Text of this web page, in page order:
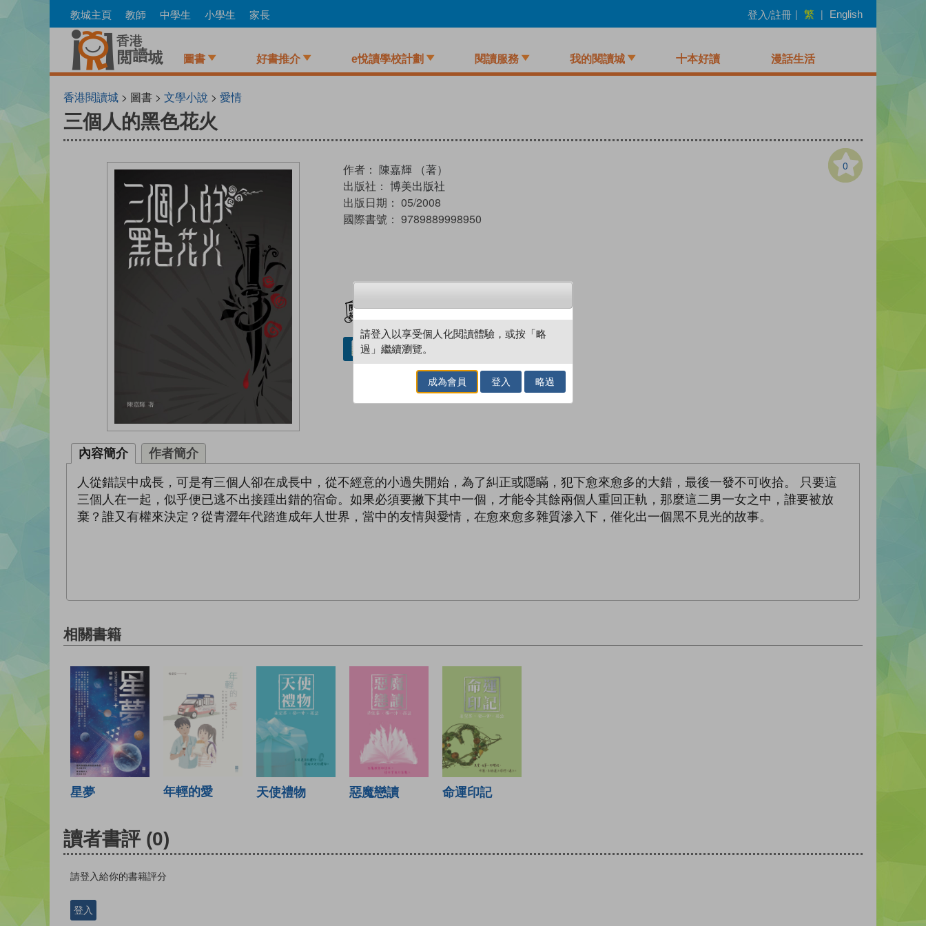
to
教城主頁 教師 中學生 小學生 家長 登入/註冊 | 繁 | English
圖書 好書推介 e悅讀學校計劃 閱讀服務 我的閱讀城 十本好讀 漫話生活
香港閱讀城 > 圖書 > 文學小說 > 愛情
三個人的黑色花火
0
作者： 陳嘉輝 （著）
出版社： 博美出版社
出版日期： 05/2008
國際書號： 9789889998950
借閱實體書
內容簡介 作者簡介
人從錯誤中成長，可是有三個人卻在成長中，從不經意的小過失開始，為了糾正或隱瞞，犯下愈來愈多的大錯，最後一發不可收拾。 只要這
三個人在一起，似乎便已逃不出接踵出錯的宿命。如果必須要撇下其中一個，才能令其餘兩個人重回正軌，那麼這二男一女之中，誰要被放
棄？誰又有權來決定？從青澀年代踏進成年人世界，當中的友情與愛情，在愈來愈多雜質滲入下，催化出一個黑不見光的故事。
相關書籍
星夢 年輕的愛 天使禮物 惡魔戀讀 命運印記
讀者書評 (0)
請登入給你的書籍評分
登入
請登入以享受個人化閱讀體驗，或按「略
過」繼續瀏覽。
成為會員 登入 略過